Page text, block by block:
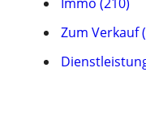
Zum Verkauf